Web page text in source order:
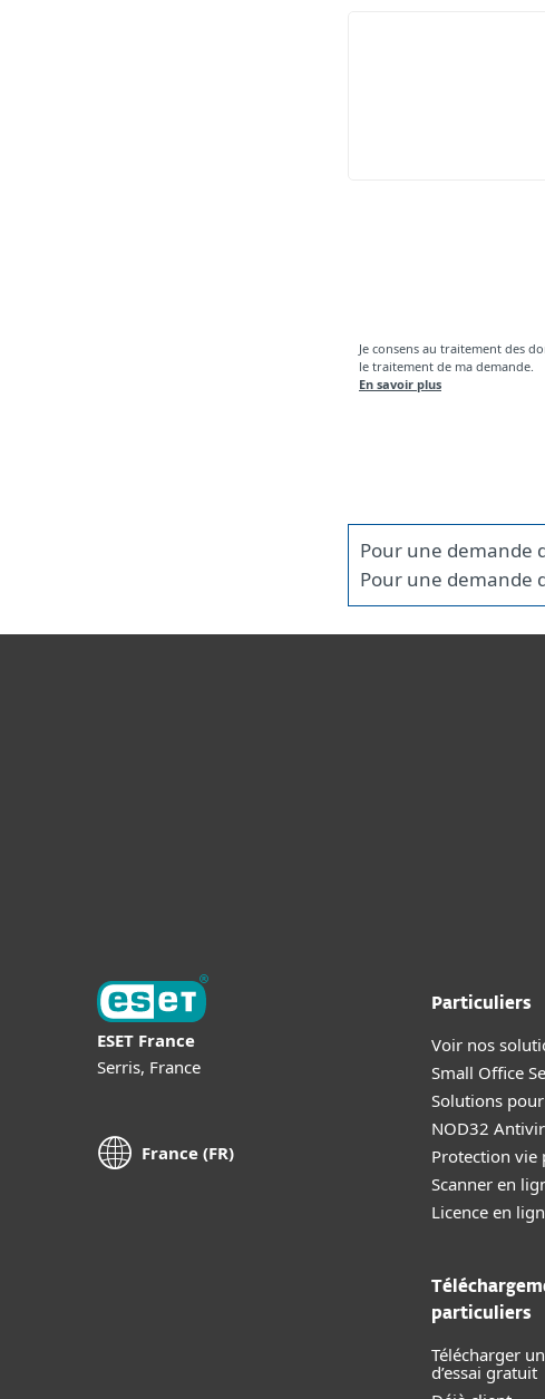
Je consens au traitement des
le traitement de ma demande.
En savoir plus
Pour une demande
Pour une demande
ESET France
Serris, France
France (FR)
Particuliers
Voir nos
Small Office
Solutions
NOD32
Protection vie
Scanner en
Licence en
particuliers
Télécharger
d’essai gratuit